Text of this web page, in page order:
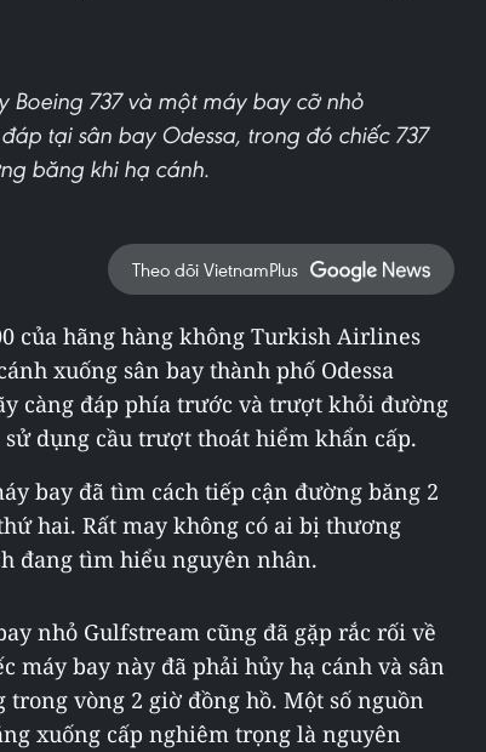
Boeing 737 và một máy bay cỡ nhỏ
tại sân bay Odessa, trong đó chiếc 737
băng khi hạ cánh.
Theo dõi VietnamPlus
của hãng hàng không Turkish Airlines
xuống sân bay thành phố Odessa
càng đáp phía trước và trượt khỏi đường
dụng cầu trượt thoát hiểm khẩn cấp.
bay đã tìm cách tiếp cận đường băng 2
hai. Rất may không có ai bị thương
đang tìm hiểu nguyên nhân.
nhỏ Gulfstream cũng đã gặp rắc rối về
máy bay này đã phải hủy hạ cánh và sân
trong vòng 2 giờ đồng hồ. Một số nguồn
xuống cấp nghiêm trọng là nguyên